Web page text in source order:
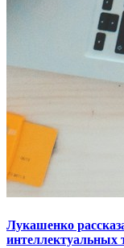
Лукашенко
интеллектуальных